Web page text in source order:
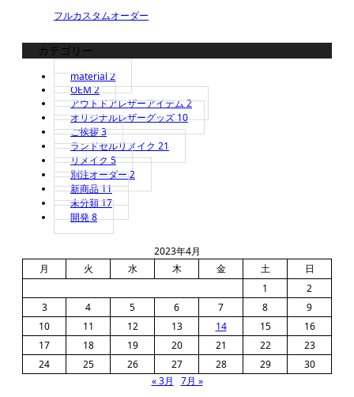
フルカスタムオーダー
カテゴリー
material2
OEM2
アウトドアレザーアイテム2
オリジナルレザーグッズ10
ご挨拶3
ランドセルリメイク 21
リメイク5
別注オーダー2
新商品11
未分類17
開発8
2023年4月
月
火 水 木 金 土
日
1
2
3
4 5 6 7 8
9
10
11 12 13 14 15
16
17
18 19 20 21 22
23
24
25 26 27 28 29
30
« 3月
7月 »